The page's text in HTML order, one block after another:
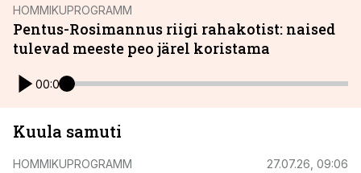
HOMMIKUPROGRAMM
Pentus-Rosimannus riigi rahakotist: naised
tulevad meeste peo järel koristama
00:00
Kuula samuti
HOMMIKUPROGRAMM 27.07.26, 09:06